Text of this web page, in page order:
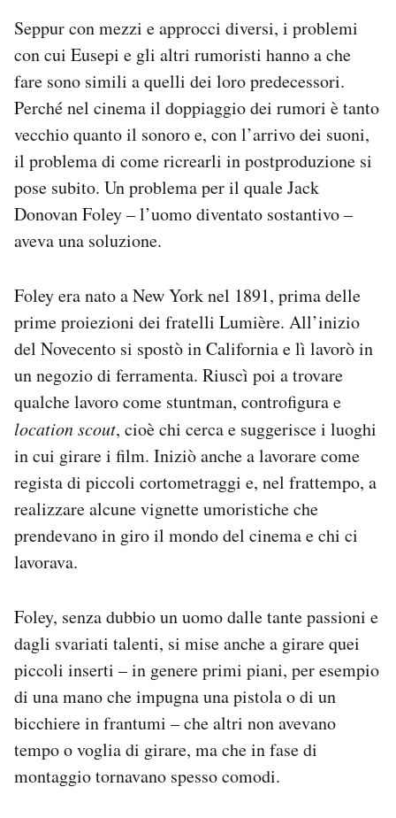
Seppur con mezzi e approcci diversi, i problemi
con cui Eusepi e gli altri rumoristi hanno a che
fare sono simili a quelli dei loro predecessori.
Perché nel cinema il doppiaggio dei rumori è tanto
vecchio quanto il sonoro e, con l’arrivo dei suoni,
il problema di come ricrearli in postproduzione si
pose subito. Un problema per il quale Jack
Donovan Foley – l’uomo diventato sostantivo –
aveva una soluzione.
Foley era nato a New York nel 1891, prima delle
prime proiezioni dei fratelli Lumière. All’inizio
del Novecento si spostò in California e lì lavorò in
un negozio di ferramenta. Riuscì poi a trovare
qualche lavoro come stuntman, controfigura e
location scout, cioè chi cerca e suggerisce i luoghi
in cui girare i film. Iniziò anche a lavorare come
regista di piccoli cortometraggi e, nel frattempo, a
realizzare alcune vignette umoristiche che
prendevano in giro il mondo del cinema e chi ci
lavorava.
Foley, senza dubbio un uomo dalle tante passioni e
dagli svariati talenti, si mise anche a girare quei
piccoli inserti – in genere primi piani, per esempio
di una mano che impugna una pistola o di un
bicchiere in frantumi – che altri non avevano
tempo o voglia di girare, ma che in fase di
montaggio tornavano spesso comodi.